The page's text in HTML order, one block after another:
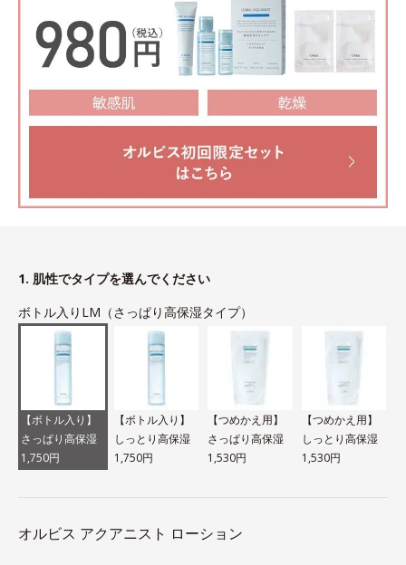
1. 肌性でタイプを選んでください
ボトル入りLM（さっぱり高保湿タイプ）
【ボトル入り】
さっぱり高保湿
1,750円
【ボトル入り】
しっとり高保湿
1,750円
【つめかえ用】
さっぱり高保湿
1,530円
【つめかえ用】
しっとり高保湿
1,530円
オルビス アクアニスト ローション